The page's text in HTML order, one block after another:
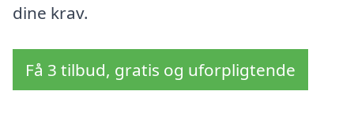
dine krav.
Få 3 tilbud, gratis og uforpligtende